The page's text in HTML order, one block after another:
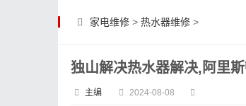
家电维修> 热水器维修>
独山解决热水器解决,阿里
主编 2024-08-08